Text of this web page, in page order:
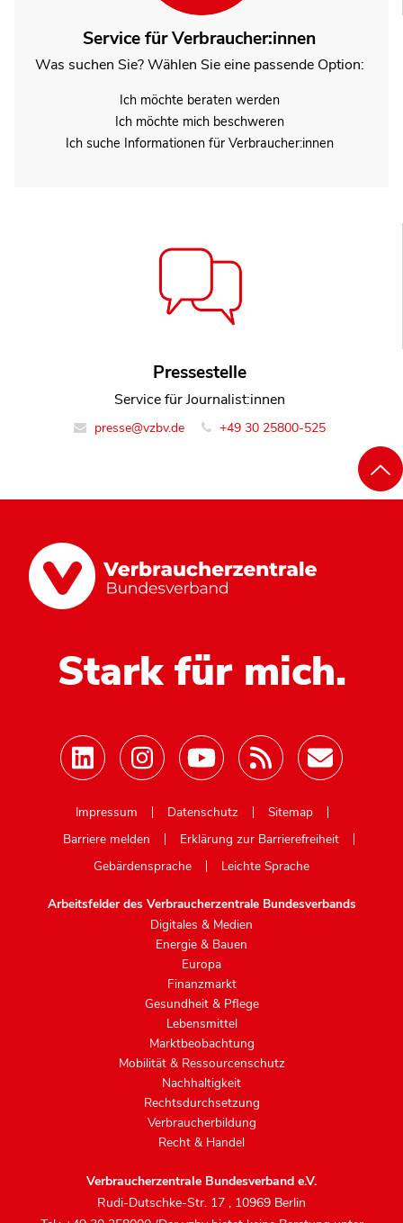
Service für Verbraucher:innen
Was suchen Sie? Wählen Sie eine passende Option:
Ich möchte beraten werden
Ich möchte mich beschweren
Ich suche Informationen für Verbraucher:innen
Pressestelle
Service für Journalist:innen
presse@vzbv.de +49 30 25800-525
Stark für mich.
Impressum
Datenschutz
Sitemap
Barriere melden
Erklärung zur Barrierefreiheit
Gebärdensprache
Leichte Sprache
Arbeitsfelder des Verbraucherzentrale Bundesverbands
Digitales & Medien
Energie & Bauen
Europa
Finanzmarkt
Gesundheit & Pflege
Lebensmittel
Marktbeobachtung
Mobilität & Ressourcenschutz
Nachhaltigkeit
Rechtsdurchsetzung
Verbraucherbildung
Recht & Handel
Verbraucherzentrale Bundesverband e.V.
Rudi-Dutschke-Str. 17 , 10969 Berlin